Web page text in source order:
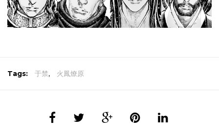
Tags: 于禁, 火鳳燎原